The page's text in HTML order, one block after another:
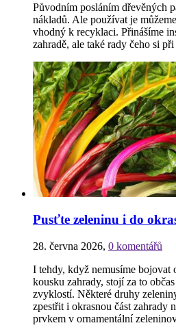
Původním posláním dřevěných
nákladů. Ale používat je
vhodný k recyklaci. Přinášíme
zahradě, ale také rady čeho si
Pusťte zeleninu i do
28. června 2026, 0 komentářů
I tehdy, když nemusíme
kousku zahrady, stojí za to
zvyklostí. Některé druhy
zpestřit i okrasnou část zahrady
prvkem v ornamentální